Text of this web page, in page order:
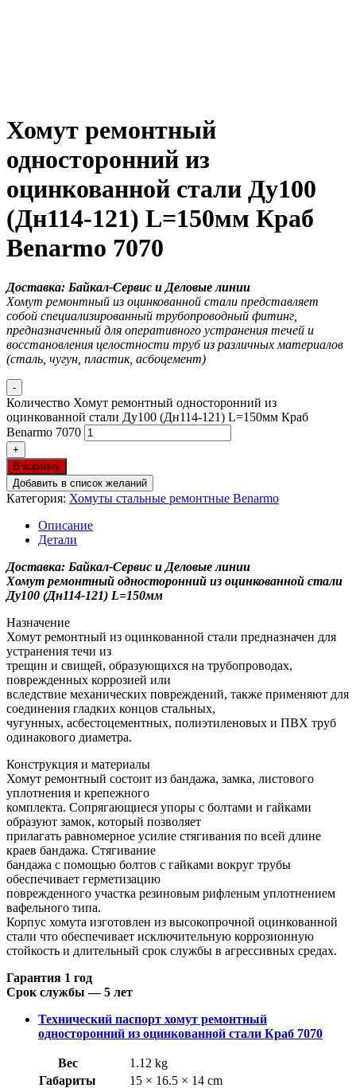
Хомут ремонтный
односторонний из
оцинкованной стали Ду100
(Дн114-121) L=150мм Краб
Benarmo 7070
Доставка: Байкал-Сервис и Деловые линии
Хомут ремонтный из оцинкованной стали представляет
собой специализированный трубопроводный фитинг,
предназначенный для оперативного устранения течей и
восстановления целостности труб из различных материалов
(сталь, чугун, пластик, асбоцемент)
-
Количество Хомут ремонтный односторонний из
оцинкованной стали Ду100 (Дн114-121) L=150мм Краб
Benarmo 7070
+
В корзину
Добавить в список желаний
Категория: Хомуты стальные ремонтные Benarmo
Описание
Детали
Доставка: Байкал-Сервис и Деловые линии
Хомут ремонтный односторонний из оцинкованной стали
Ду100 (Дн114-121) L=150мм
Назначение
Хомут ремонтный из оцинкованной стали предназначен для
устранения течи из
трещин и свищей, образующихся на трубопроводах,
поврежденных коррозией или
вследствие механических повреждений, также применяют для
соединения гладких концов стальных,
чугунных, асбестоцементных, полиэтиленовых и ПВХ труб
одинакового диаметра.
Конструкция и материалы
Хомут ремонтный состоит из бандажа, замка, листового
уплотнения и крепежного
комплекта. Сопрягающиеся упоры с болтами и гайками
образуют замок, который позволяет
прилагать равномерное усилие стягивания по всей длине
краев бандажа. Стягивание
бандажа с помощью болтов с гайками вокруг трубы
обеспечивает герметизацию
поврежденного участка резиновым рифленым уплотнением
вафельного типа.
Корпус хомута изготовлен из высокопрочной оцинкованной
стали что обеспечивает исключительную коррозионную
стойкость и длительный срок службы в агрессивных средах.
Гарантия 1 год
Срок службы — 5 лет
Технический паспорт хомут ремонтный
односторонний из оцинкованной стали Краб 7070
Вес
1.12 kg
Габариты
15 × 16.5 × 14 cm